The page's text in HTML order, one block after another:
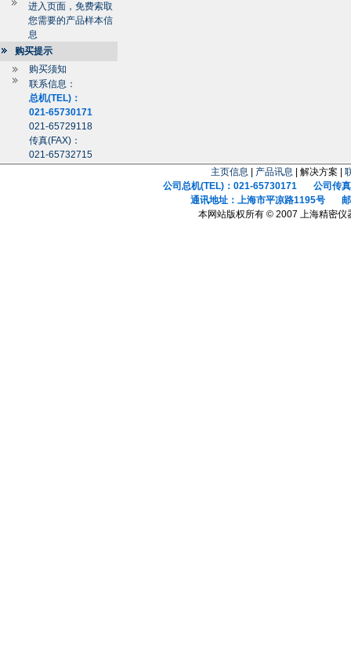
进入页面，免费索取
您需要的产品样本信
息
购买提示
购买须知
联系信息：
总机(TEL)：
021-65730171
021-65729118
传真(FAX)：
021-65732715
主页信息
产品讯息 | 解决方案 |
公司总机(TEL)：021-65730171 公司传真
通讯地址：上海市平凉路1195号 邮
本网站版权所有 © 2007 上海精密仪